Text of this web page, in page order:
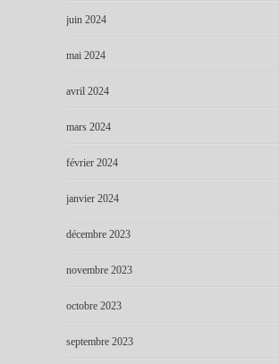
juin 2024
mai 2024
avril 2024
mars 2024
février 2024
janvier 2024
décembre 2023
novembre 2023
octobre 2023
septembre 2023